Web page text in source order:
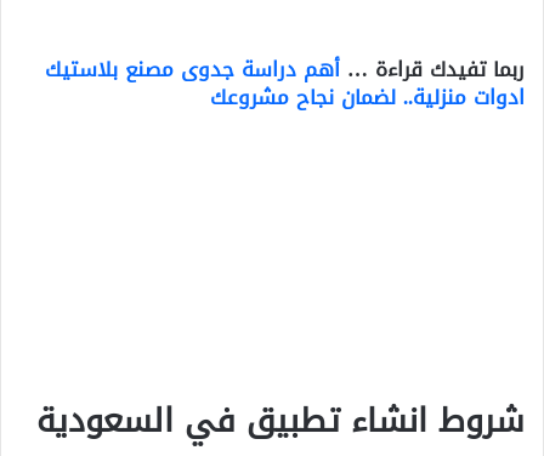
ربما تفيدك قراءة … أهم دراسة جدوى مصنع بلاستيك
ادوات منزلية.. لضمان نجاح مشروعك
شروط انشاء تطبيق في السعودية